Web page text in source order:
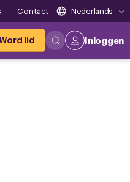
Contact Nederlands
lid Inloggen